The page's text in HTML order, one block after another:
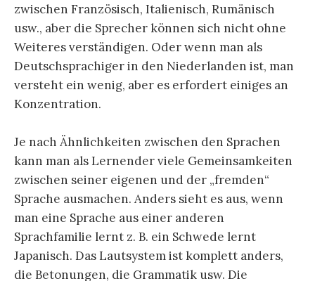
zwischen Französisch, Italienisch, Rumänisch
usw., aber die Sprecher können sich nicht ohne
Weiteres verständigen. Oder wenn man als
Deutschsprachiger in den Niederlanden ist, man
versteht ein wenig, aber es erfordert einiges an
Konzentration.
Je nach Ähnlichkeiten zwischen den Sprachen
kann man als Lernender viele Gemeinsamkeiten
zwischen seiner eigenen und der „fremden“
Sprache ausmachen. Anders sieht es aus, wenn
man eine Sprache aus einer anderen
Sprachfamilie lernt z. B. ein Schwede lernt
Japanisch. Das Lautsystem ist komplett anders,
die Betonungen, die Grammatik usw. Die